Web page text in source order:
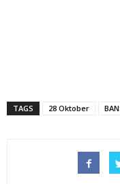
TAGS 28 Oktober